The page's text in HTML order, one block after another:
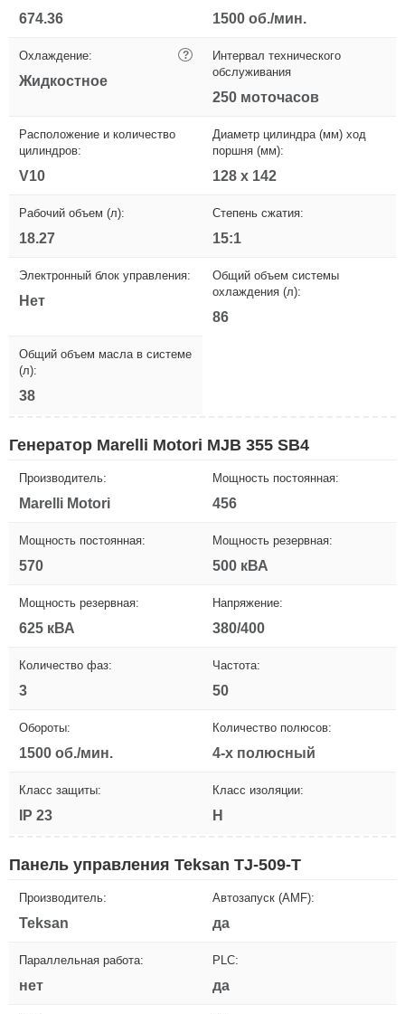
674.36 1500 об./мин.
Охлаждение: ?
Жидкостное
Интервал технического
обслуживания
250 моточасов
Расположение и количество
цилиндров:
V10
Диаметр цилиндра (мм) ход
поршня (мм):
128 x 142
Рабочий объем (л):
18.27
Степень сжатия:
15:1
Электронный блок управления:
Нет
Общий объем системы
охлаждения (л):
86
Общий объем масла в системе
(л):
38
Генератор Marelli Motori MJB 355 SB4
Производитель:
Marelli Motori
Мощность постоянная:
456
Мощность постоянная:
570
Мощность резервная:
500 кВА
Мощность резервная:
625 кВА
Напряжение:
380/400
Количество фаз:
3
Частота:
50
Обороты:
1500 об./мин.
Количество полюсов:
4-х полюсный
Класс защиты:
IP 23
Класс изоляции:
H
Панель управления Teksan TJ-509-T
Производитель:
Teksan
Автозапуск (AMF):
да
Параллельная работа:
нет
PLC:
да